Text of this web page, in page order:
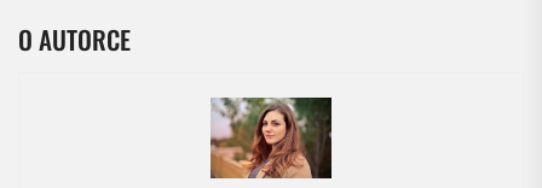
O AUTORCE